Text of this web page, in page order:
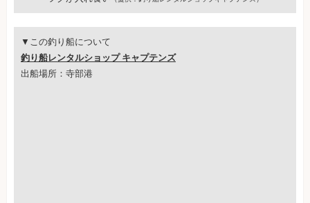
▼この釣り船について
釣り船レンタルショップ キャプテンズ
出船場所：寺部港